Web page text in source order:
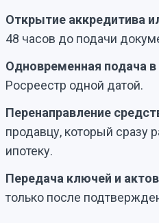
Открытие аккредитива
48 часов до подачи
Одновременная подача
Росреестр одной датой.
Перенаправление
продавцу, который сразу
ипотеку.
Передача ключей и актов
только после